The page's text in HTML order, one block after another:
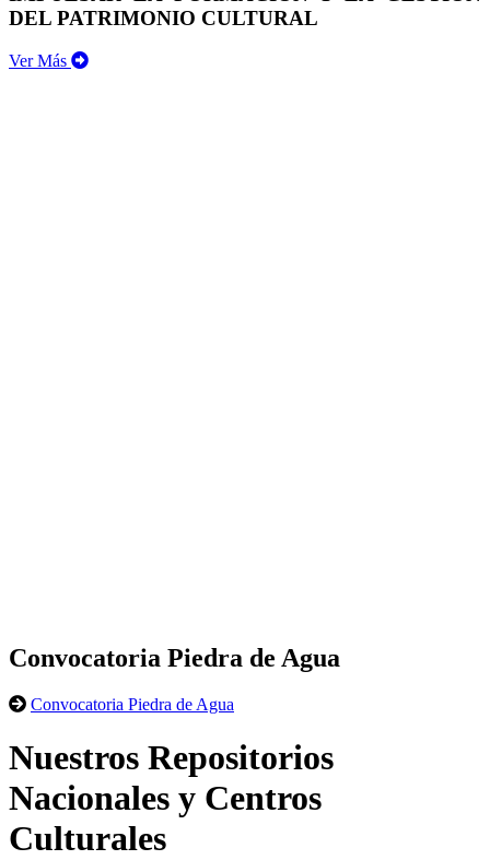
DEL PATRIMONIO CULTURAL
Ver Más
Convocatoria Piedra de Agua
Convocatoria Piedra de Agua
Nuestros Repositorios
Nacionales y Centros
Culturales